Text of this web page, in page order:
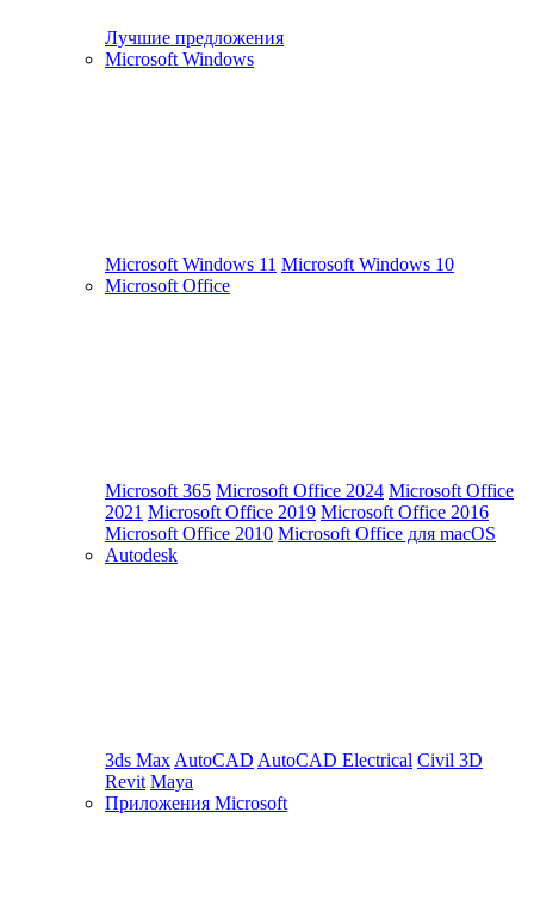
Лучшие предложения
Microsoft Windows
Microsoft Windows 11 Microsoft Windows 10
Microsoft Office
Microsoft 365 Microsoft Office 2024 Microsoft Office
2021 Microsoft Office 2019 Microsoft Office 2016
Microsoft Office 2010 Microsoft Office для macOS
Autodesk
3ds Max AutoCAD AutoCAD Electrical Civil 3D
Revit Maya
Приложения Microsoft